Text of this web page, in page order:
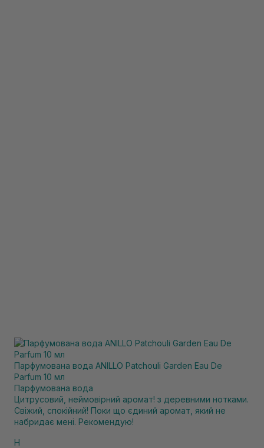
Парфумована вода ANILLO Patchouli Garden Eau De
Parfum 10 мл
Парфумована вода
Цитрусовий, неймовірний аромат! з деревними нотками.
Свіжий, спокійний! Поки що єдиний аромат, який не
набридає мені. Рекомендую!
Н